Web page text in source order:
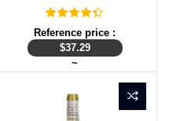
Reference price :
$37.29
~